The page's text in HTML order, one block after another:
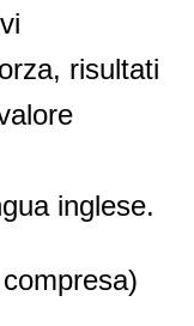
risultati
inglese.